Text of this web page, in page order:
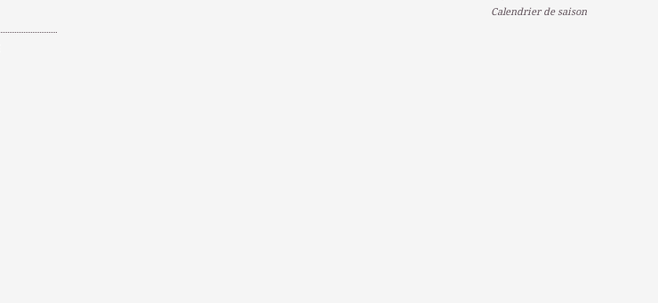
Calendrier de saison